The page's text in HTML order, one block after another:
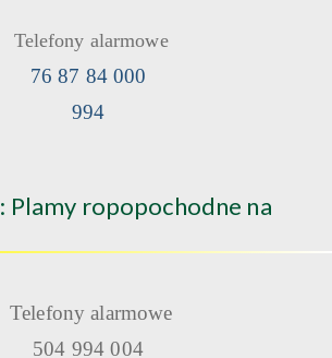
Telefony alarmowe
76 87 84 000
994
: Plamy ropopochodne na
Telefony alarmowe
504 994 004